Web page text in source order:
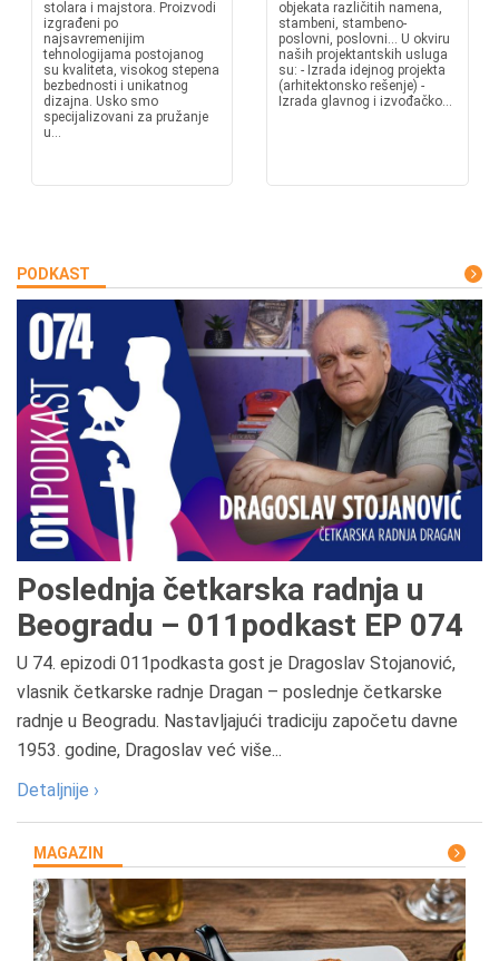
stolara i majstora. Proizvodi
izgrađeni po
najsavremenijim
tehnologijama postojanog
su kvaliteta, visokog stepena
bezbednosti i unikatnog
dizajna. Usko smo
specijalizovani za pružanje
u...
objekata različitih namena,
stambeni, stambeno-
poslovni, poslovni... U okviru
naših projektantskih usluga
su: - Izrada idejnog projekta
(arhitektonsko rešenje) -
Izrada glavnog i izvođačko...
PODKAST
Poslednja četkarska radnja u
Beogradu – 011podkast EP 074
U 74. epizodi 011podkasta gost je Dragoslav Stojanović,
vlasnik četkarske radnje Dragan – poslednje četkarske
radnje u Beogradu. Nastavljajući tradiciju započetu davne
1953. godine, Dragoslav već više...
Detaljnije ›
MAGAZIN